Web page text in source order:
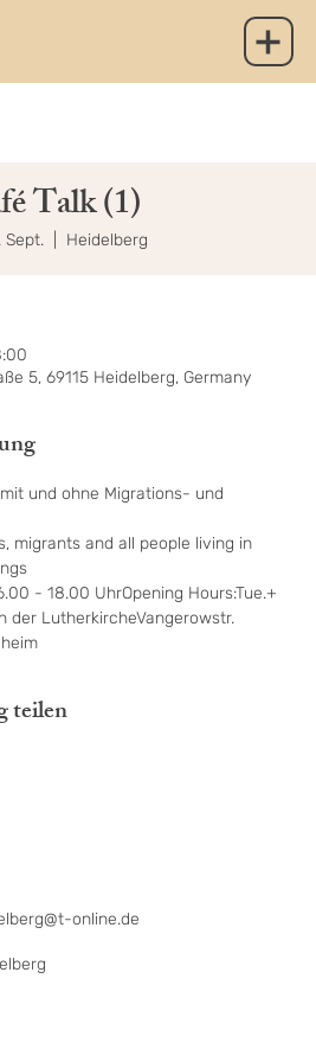
Talk (1)
Sept.
  |
Heidelberg
5, 69115 Heidelberg, Germany
und ohne Migrations- und
migrants and all people living in
- 18.00 UhrOpening Hours:Tue.+
der LutherkircheVangerowstr.
teilen
online.de